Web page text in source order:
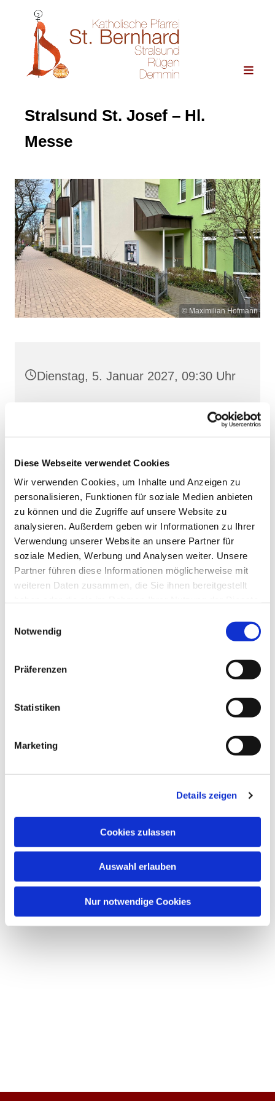
Diese Webseite verwendet Cookies
Wir verwenden Cookies, um Inhalte und Anzeigen zu
personalisieren, Funktionen für soziale Medien anbieten
zu können und die Zugriffe auf unsere Website zu
analysieren. Außerdem geben wir Informationen zu Ihrer
Verwendung unserer Website an unsere Partner für
soziale Medien, Werbung und Analysen weiter. Unsere
Partner führen diese Informationen möglicherweise mit
weiteren Daten zusammen, die Sie ihnen bereitgestellt
Notwendig
Präferenzen
Statistiken
Marketing
Details zeigen
Cookies zulassen
Auswahl erlauben
Nur notwendige Cookies
Stralsund St. Josef – Hl.
Messe
© Maximilian Hofmann
Dienstag, 5. Januar 2027, 09:30 Uhr
St. Josef, Stralsund, Jungfernstieg